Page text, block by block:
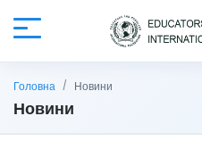
Головна Новини
Новини